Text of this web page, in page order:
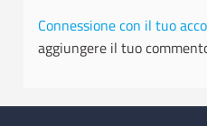
Connessione con il tuo
aggiungere il tuo